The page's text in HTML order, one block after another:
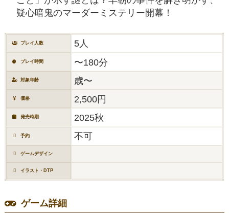
疑心暗鬼のマーダーミステリー開幕！
プレイ人数 5人
プレイ時間 〜180分
対象年齢 歳〜
価格 2,500円
発売時期 2025秋
予約 不可
ゲームデザイン
イラスト・DTP
ゲーム詳細